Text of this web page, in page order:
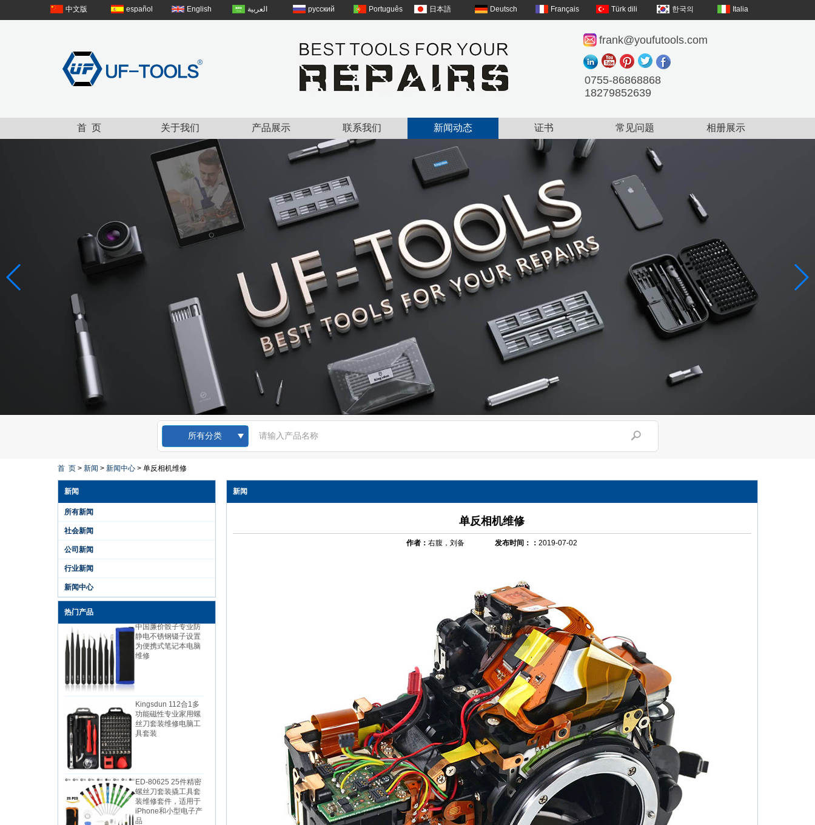
中文版 español English العربية русский Português 日本語 Deutsch Français Türk dili 한국의 Italia
frank@youfutools.com
0755-86868868
18279852639
首 页 关于我们 产品展示 联系我们 新闻动态 证书 常见问题 相册展示
所有分类
首 页> 新闻 > 新闻中心> 单反相机维修
新闻
所有新闻
社会新闻
公司新闻
行业新闻
新闻中心
热门产品
螺丝刀套装开槽Torx
十字螺丝刀笔记本电
静电不锈钢镊子设置
为便携式笔记本电脑
维修
功能磁性专业家用螺
丝刀套装维修电脑工
具套装
螺丝刀套装撬工具套
装维修套件，适用于
iPhone和小型电子产
品
新闻
单反相机维修
作者： 右腹，刘备 发布时间：： 2019-07-02